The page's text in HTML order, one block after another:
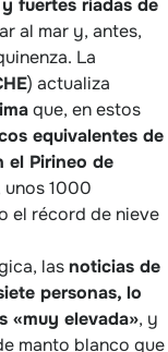
fuertes riadas de
al mar y, antes,
La
) actualiza
que, en estos
equivalentes de
el Pirineo de
unos 1000
el récord de nieve
lasnoticias de
personas, lo
«muy elevada», y
manto blanco que